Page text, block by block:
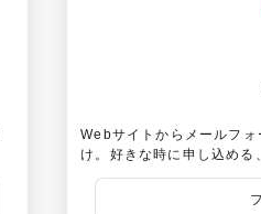
Webサイトからメールフ
け。好きな時に申し込める